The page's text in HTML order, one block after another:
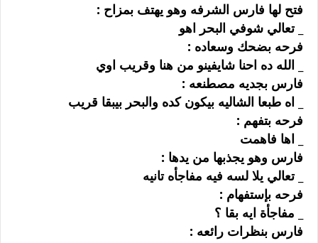
ﻓﺘﺢ ﻟﻬﺎ ﻓﺎﺭﺱ ﺍﻟﺸﺮﻓﻪ ﻭﻫﻮ ﻳﻬﺘﻒ ﺑﻤﺰﺍﺡ :
_ ﺗﻌﺎﻟﻲ ﺷﻮﻓﻲ ﺍﻟﺒﺤﺮ ﺍﻫﻮ
ﻓﺮﺣﻪ ﺑﻀﺤﻚ ﻭﺳﻌﺎﺩﻩ :
_ ﺍﻟﻠﻪ ﺩﻩ ﺍﺣﻨﺎ ﺷﺎﻳﻔﻴﻨﻮ ﻣﻦ ﻫﻨﺎ ﻭﻗﺮﻳﺐ ﺍﻭﻱ
ﻓﺎﺭﺱ ﺑﺠﺪﻳﻪ ﻣﺼﻄﻨﻌﻪ :
_ ﺍﻩ ﻃﺒﻌﺎ ﺍﻟﺸﺎﻟﻴﻪ ﺑﻴﻜﻮﻥ ﻛﺪﻩ ﻭﺍﻟﺒﺤﺮ ﺑﻴﺒﻘﺎ ﻗﺮﻳﺐ
ﻓﺮﺣﻪ ﺑﺘﻔﻬﻢ :
_ ﺍﻫﺎ ﻓﺎﻫﻤﺖ
ﻓﺎﺭﺱ ﻭﻫﻮ ﻳﺠﺬﺑﻬﺎ ﻣﻦ ﻳﺪﻫﺎ :
_ ﺗﻌﺎﻟﻲ ﻳﻼ ﻟﺴﻪ ﻓﻴﻪ ﻣﻔﺎﺟﺄﻩ ﺗﺎﻧﻴﻪ
ﻓﺮﺣﻪ ﺑﺈﺳﺘﻔﻬﺎﻡ :
_ ﻣﻔﺎﺟﺄﺓ ﺍﻳﻪ ﺑﻘﺎ ؟
ﻓﺎﺭﺱ ﺑﻨﻈﺮﺍﺕ ﺭﺍﺋﻌﻪ :